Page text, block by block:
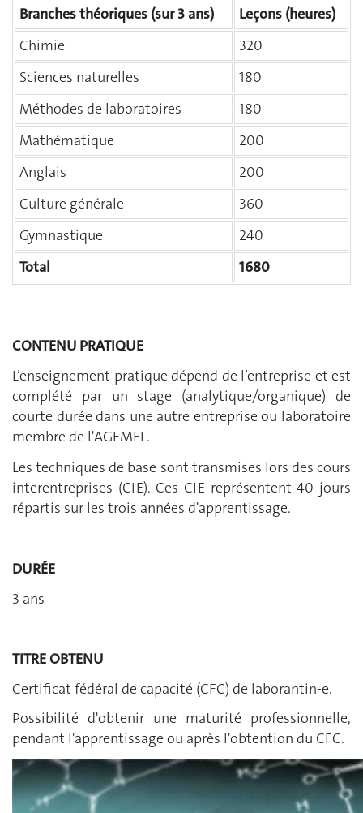
Branches théoriques (sur 3 ans)
Leçons (heures)
Chimie
320
Sciences naturelles
180
Méthodes de laboratoires
180
Mathématique
200
Anglais
200
Culture générale
360
Gymnastique
240
Total
1680
CONTENU PRATIQUE
L’enseignement pratique dépend de l’entreprise et est
complété par un stage (analytique/organique) de
courte durée dans une autre entreprise ou laboratoire
membre de l'AGEMEL.
Les techniques de base sont transmises lors des cours
interentreprises (CIE). Ces CIE représentent 40 jours
répartis sur les trois années d'apprentissage.
DURÉE
3 ans
TITRE OBTENU
Certificat fédéral de capacité (CFC) de laborantin-e.
Possibilité d'obtenir une maturité professionnelle,
pendant l'apprentissage ou après l'obtention du CFC.